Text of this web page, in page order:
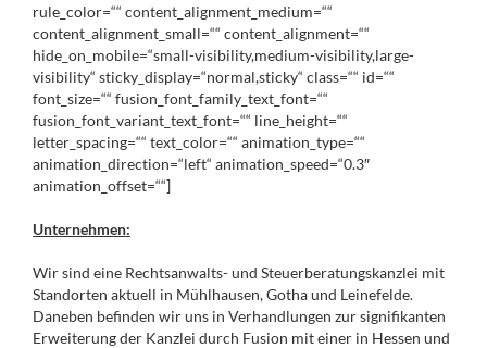
rule_color=““ content_alignment_medium=““
content_alignment_small=““ content_alignment=““
hide_on_mobile=“small-visibility,medium-visibility,large-
visibility“ sticky_display=“normal,sticky“ class=““ id=““
font_size=““ fusion_font_family_text_font=““
fusion_font_variant_text_font=““ line_height=““
letter_spacing=““ text_color=““ animation_type=““
animation_direction=“left“ animation_speed=“0.3″
animation_offset=““]
Unternehmen:
Wir sind eine Rechtsanwalts- und Steuerberatungskanzlei mit
Standorten aktuell in Mühlhausen, Gotha und Leinefelde.
Daneben befinden wir uns in Verhandlungen zur signifikanten
Erweiterung der Kanzlei durch Fusion mit einer in Hessen und